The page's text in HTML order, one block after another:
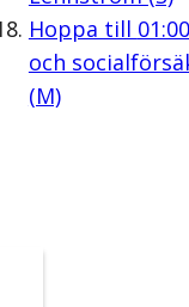
Hoppa till
och
(M)